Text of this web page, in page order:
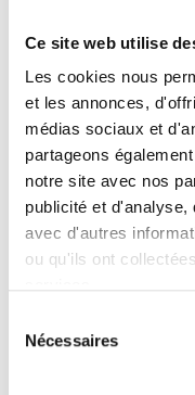
Ce site web utilise
Les cookies nous
et les annonces,
médias sociaux et
partageons
notre site avec nos
publicité et
avec d'autres
ou qu'ils ont
Nécessaires
Ouvrez le menu
produit qui vous
n’y a pas de vidéo.
Intégration de
Sous chaque vidéo se
pour intégrer la vidéo
Abonnez-vous
Pour être notifié dès
vous invitons à vous